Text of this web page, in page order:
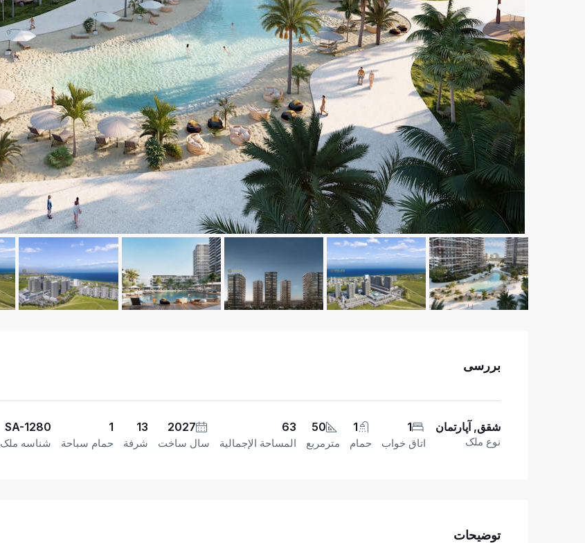
بررسی
شقق, آپارتمان
نوع ملک
1
اتاق خواب
1
حمام
50
مترمربع
63
المساحة الإجمالية
2027
سال ساخت
13
شرفة
1
حمام سباحة
SA-1280
شناسه ملک
توضیحات